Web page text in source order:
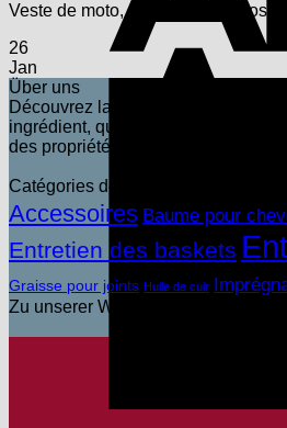
Veste de moto, gants ou
26
Jan
Über uns
Découvrez la puissance naturelle
ingrédient, qu’il s’agisse de notre
des propriétés uniques. Notre
Catégories de produits
Accessoires Baume pour
Entretien des baskets
Graisse pour joints Huile de cuir
Zu unserer Wagenpflege für Old-